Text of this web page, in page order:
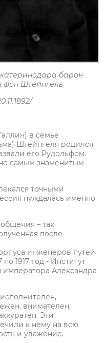
барон
фон Штейнгель
в семье
Штейнгеля родился
его Рудольфом.
самым знаменитым
точными
нуждалась именно
– так
после
инженеров путей
1917 год - Институт
Александра
внимателен,
Эти
к нему на всю
и уважение.